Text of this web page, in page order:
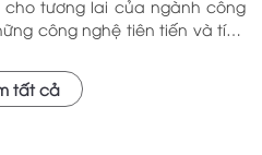
tương lai của ngành công
công nghệ tiên tiến và tính
vụ trong nhiều lĩnh vực khác
ổn định và hiệu quả, sản
tất cả